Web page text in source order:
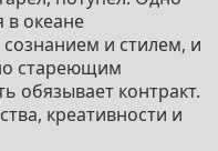
в океане
и стилем, и
стареющим
обязывает контракт.
креативности и